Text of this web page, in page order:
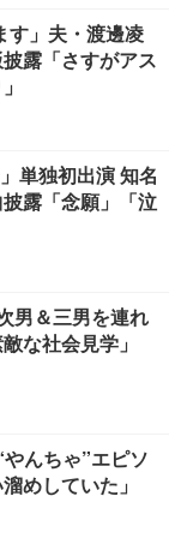
す」夫・渡邊凌
露「さすがアス
単独初出演 知名
露「念願」「泣
男＆三男を連れ
な社会見学」
んちゃ”エピソ
めしていた」